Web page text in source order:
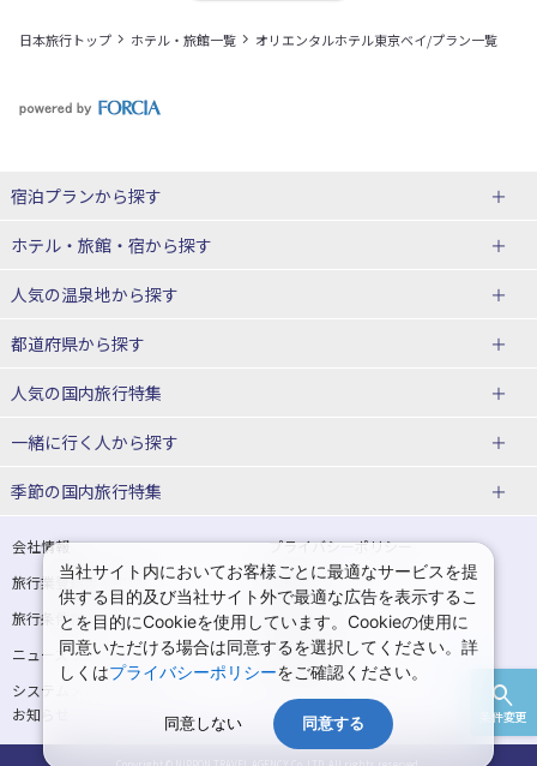
条件変更
日本旅行トップ ホテル・旅館一覧 オリエンタルホテル東京ベイ/プラン一覧
宿泊プランから探す
北海道
東北
青森県
宮城県
山形県
関東
埼玉県 千葉県
茨城県 栃木県
北陸
ホテル・旅館・宿から探す
北海道ホテル・旅館
青森県ホテル・旅館
宮城県ホテル・旅館
山形県ホテル・旅館
東京都ホテル・旅館 神奈川県ホテル・旅館
埼玉県ホテル・旅館 千葉県ホテル・旅館
茨城県ホテル・旅館 栃木県ホテル・旅館
群馬県ホテル・旅館
人気の温泉地から探す
北海道
湯の川温泉(北海道)
十勝川温泉(北海道)
洞爺湖温泉(北海道)
層雲峡温泉(北海道)
東北
花巻温泉(岩手) 蔵王温泉(山形)
かみのやま温泉(山形) 鳴子温泉(宮城)
秋保温泉(宮城) 飯坂温泉(福島)
都道府県から探す
北海道旅行・ツアー
東北
青森旅行・ツアー 岩手旅行・ツアー
宮城旅行・ツアー 秋田旅行・ツアー
山形旅行・ツアー 福島旅行・ツアー
東京旅行・ツアー 神奈川旅行・ツアー
人気の国内旅行特集
東京ディズニーリゾート®への旅
ユニバーサル・スタジオ・ジャパ
一緒に行く人から探す
一人旅 国内版
カップル・夫婦旅行 国内版 女子旅 国内版
卒業旅行・学生旅行 国内版
季節の国内旅行特集
桜・お花見特集
ゴールデンウィーク（GW）の国内
旅行
夏休み・お盆の国内旅行 7月の国内旅行
8月の国内旅行 9月の国内旅行
10月の国内旅行 11月の国内旅行
紅葉旅行
会社情報
プライバシーポリシー
旅行業登録票・約款
規約集
旅行条件書
商標について
ニュースリリース
採用情報
システムメンテナンスの
お知らせ
当社サイト内においてお客様ごとに最適なサービスを提
供する目的及び当社サイト外で最適な広告を表示するこ
とを目的にCookieを使用しています。Cookieの使用に
同意いただける場合は同意するを選択してください。詳
しくはプライバシーポリシーをご確認ください。
同意しない 同意する